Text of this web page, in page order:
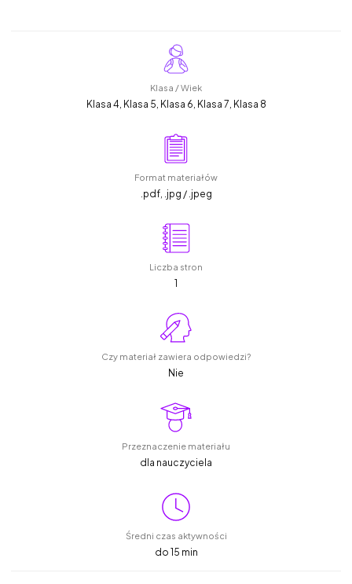
Klasa / Wiek
Klasa 4, Klasa 5, Klasa 6, Klasa 7, Klasa 8
Format materiałów
.pdf, .jpg / .jpeg
Liczba stron
1
Czy materiał zawiera odpowiedzi?
Nie
Przeznaczenie materiału
dla nauczyciela
Średni czas aktywności
do 15 min